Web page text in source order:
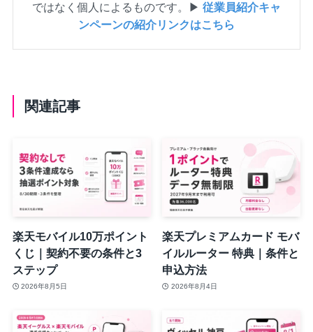
ではなく個人によるものです。▶ 従業員紹介キャ
ンペーンの紹介リンクはこちら
関連記事
楽天モバイル10万ポイント
くじ｜契約不要の条件と3
ステップ
2026年8月5日
楽天プレミアムカード モバ
イルルーター 特典｜条件と
申込方法
2026年8月4日